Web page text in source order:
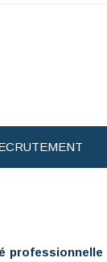
professionnelle